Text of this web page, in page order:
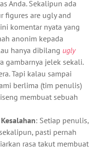
Anda. Sekalipun ada
figures are ugly and
komentar nyata yang
anonim kepada
hanya dibilang ugly
gambarnya jelek sekali.
Tapi kalau sampai
berlima (tim penulis)
membuat sebuah
: Setiap penulis,
pasti pernah
rasa takut membuat